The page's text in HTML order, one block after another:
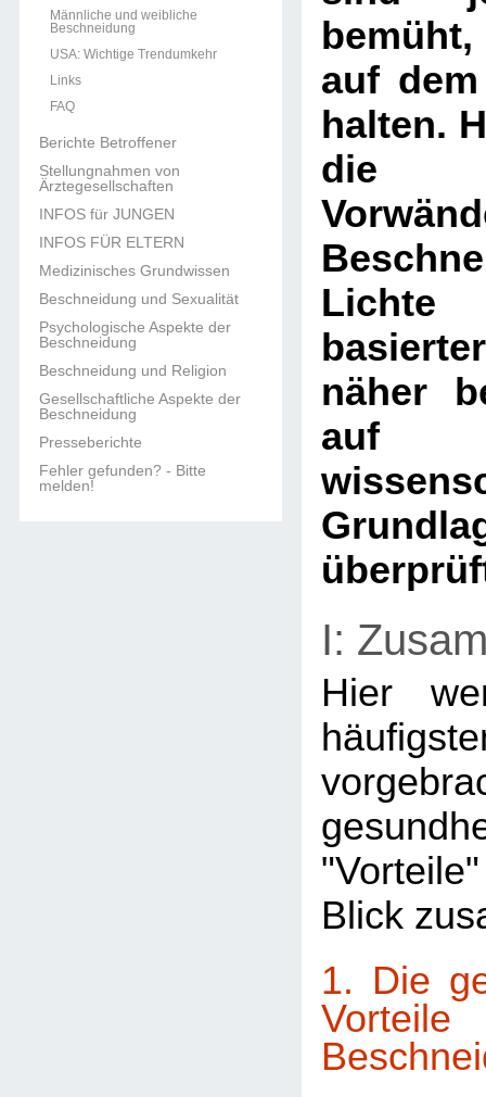
Männliche und weibliche
Beschneidung
USA: Wichtige Trendumkehr
Links
FAQ
Berichte Betroffener
Stellungnahmen von
Ärztegesellschaften
INFOS für JUNGEN
INFOS FÜR ELTERN
Medizinisches Grundwissen
Beschneidung und Sexualität
Psychologische Aspekte der
Beschneidung
Beschneidung und Religion
Gesellschaftliche Aspekte der
Beschneidung
Presseberichte
Fehler gefunden? - Bitte
melden!
auf
halten.
die
näher
I:
Hier
Blick
1. Die